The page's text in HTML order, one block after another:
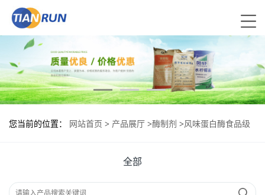
您当前的位置： 网站首页 > 产品展厅 >酶制剂 >风味蛋白酶食品级
全部